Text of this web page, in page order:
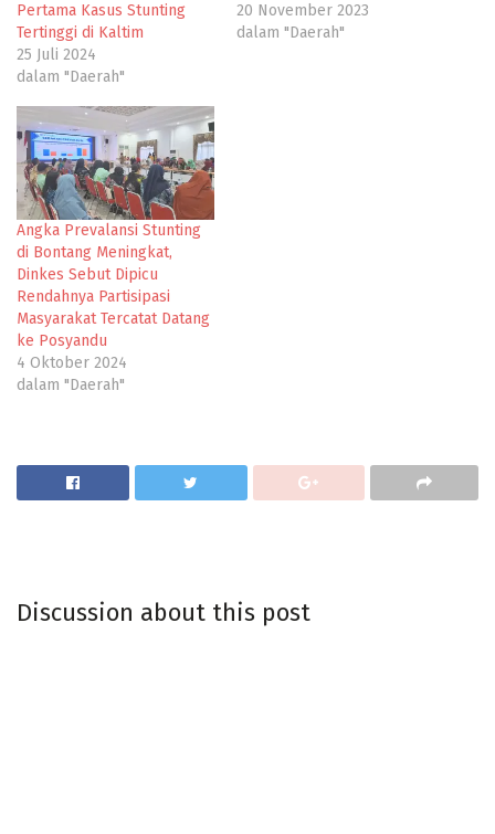
Pertama Kasus Stunting
Tertinggi di Kaltim
25 Juli 2024
dalam "Daerah"
20 November 2023
dalam "Daerah"
Angka Prevalansi Stunting
di Bontang Meningkat,
Dinkes Sebut Dipicu
Rendahnya Partisipasi
Masyarakat Tercatat Datang
ke Posyandu
4 Oktober 2024
dalam "Daerah"
Discussion about this post